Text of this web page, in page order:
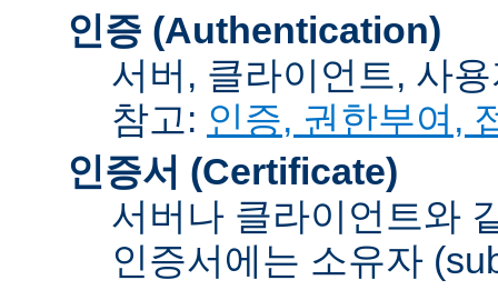
인증 (Authentication)
서버, 클라이언트, 사
참고: 인증, 권한부여,
인증서 (Certificate)
서버나 클라이언트와
인증서에는 소유자